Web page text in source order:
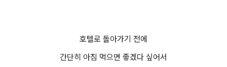
호텔로 돌아가기 전에
간단히 아침 먹으면 좋겠다 싶어서